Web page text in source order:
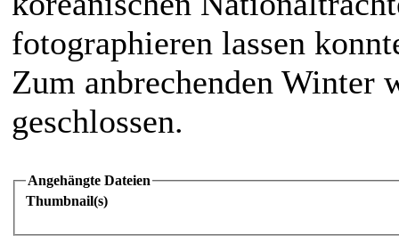
fotographieren lassen
Zum anbrechenden Winter
geschlossen.
Angehängte Dateien
Thumbnail(s)